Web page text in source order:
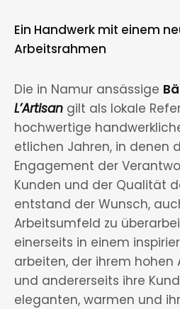
Ein Handwerk mit einem
Arbeitsrahmen
Die in Namur ansässige
L’Artisan gilt als lokale
hochwertige
etlichen Jahren, in denen
Engagement der
Kunden und der Qualität
entstand der Wunsch,
Arbeitsumfeld zu
einerseits in einem
arbeiten, der ihrem hohen
und andererseits ihre
eleganten, warmen und